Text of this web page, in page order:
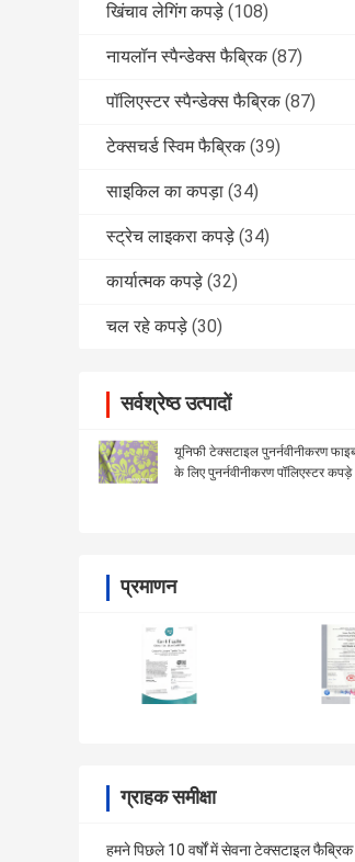
खिंचाव लेगिंग कपड़े (108)
नायलॉन स्पैन्डेक्स फैब्रिक (87)
पॉलिएस्टर स्पैन्डेक्स फैब्रिक (87)
टेक्सचर्ड स्विम फैब्रिक (39)
साइकिल का कपड़ा (34)
स्ट्रेच लाइकरा कपड़े (34)
कार्यात्मक कपड़े (32)
चल रहे कपड़े (30)
सर्वश्रेष्ठ उत्पादों
यूनिफी टेक्सटाइल पुनर्नवीनीकरण
के लिए पुनर्नवीनीकरण पॉलिएस्टर कपड़े
प्रमाणन
ग्राहक समीक्षा
हमने पिछले 10 वर्षों में सेवना टेक्सटाइल